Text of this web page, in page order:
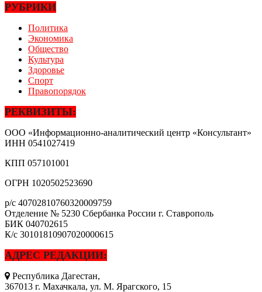
РУБРИКИ
Политика
Экономика
Общество
Культура
Здоровье
Спорт
Правопорядок
РЕКВИЗИТЫ:
ООО «Информационно-аналитический центр «Консультант»
ИНН 0541027419
КПП 057101001
ОГРН 1020502523690
р/с 40702810760320009759
Отделение № 5230 Сбербанка России г. Ставрополь
БИК 040702615
К/с 30101810907020000615
АДРЕС РЕДАКЦИИ:
Республика Дагестан,
367013 г. Махачкала, ул. М. Ярагского, 15